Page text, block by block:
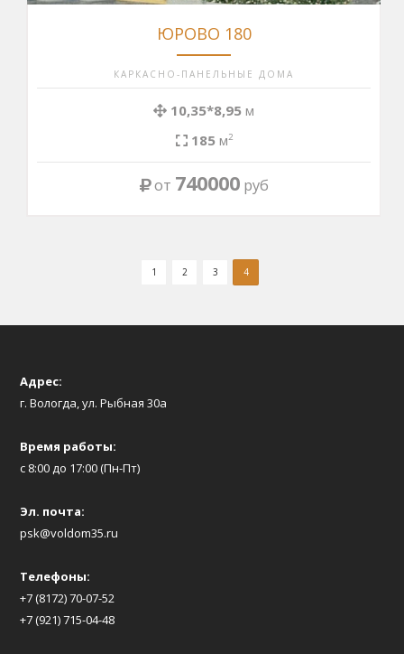
ЮРОВО 180
КАРКАСНО-ПАНЕЛЬНЫЕ ДОМА
10,35*8,95 м
185м2
от 740000руб
1 2 3 4
Адрес:
г. Вологда, ул. Рыбная 30а
Время работы:
с 8:00 до 17:00 (Пн-Пт)
Эл. почта:
psk@voldom35.ru
Телефоны:
+7 (8172) 70-07-52
+7 (921) 715-04-48